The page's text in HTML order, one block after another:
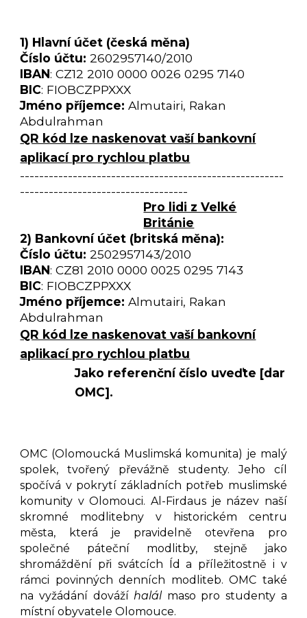
1) Hlavní účet (česká měna)
Číslo účtu: 2602957140/2010
IBAN: CZ12 2010 0000 0026 0295 7140
BIC: FIOBCZPPXXX
Jméno příjemce:Almutairi, Rakan
Abdulrahman
QR kód lze naskenovat vaší bankovní
aplikací pro rychlou platbu
-------------------------------------------------------
-----------------------------------
Pro lidi z Velké
Británie
2) Bankovní účet (britská měna):
Číslo účtu: 2502957143/2010
IBAN: CZ81 2010 0000 0025 0295 7143
BIC: FIOBCZPPXXX
Jméno příjemce:Almutairi, Rakan
Abdulrahman
QR kód lze naskenovat vaší bankovní
aplikací pro rychlou platbu
Jako referenční číslo uveďte [dar
OMC].
OMC (Olomoucká Muslimská komunita) je malý
spolek, tvořený převážně studenty. Jeho cíl
spočívá v pokrytí základních potřeb muslimské
komunity v Olomouci. Al-Firdaus je název naší
skromné modlitebny v historickém centru
města, která je pravidelně otevřena pro
společné páteční modlitby, stejně jako
shromáždění při svátcích Íd a příležitostně i v
rámci povinných denních modliteb. OMC také
na vyžádání dovážíhalálmaso pro studenty a
místní obyvatele Olomouce.